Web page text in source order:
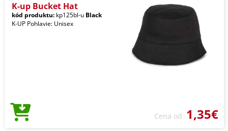
K-up Bucket Hat
kód produktu: kp125bl-u Black
K-UP Pohlavie: Unisex
Cena od 1,35€